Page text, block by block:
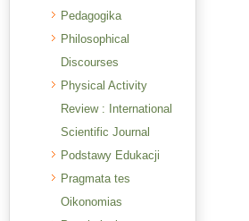
Pedagogika
Philosophical
Discourses
Physical Activity
Review : International
Scientific Journal
Podstawy Edukacji
Pragmata tes
Oikonomias